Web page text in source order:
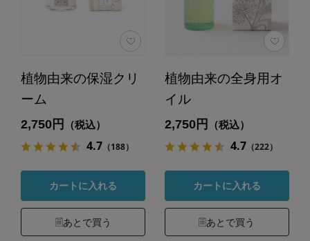
植物由来の保湿クリ
ーム
2,750円 （税込）
4.7（188）
カートに入れる
あとで買う
植物由来の全身用オ
イル
2,750円 （税込）
4.7（222）
カートに入れる
あとで買う